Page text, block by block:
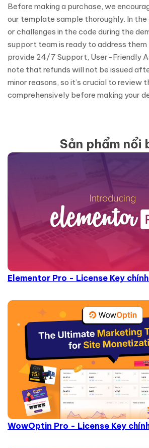
Before making a purchase, we
our template sample thoroughly. In
or challenges in the code during the
support team is ready to address
provide 24/7 Support, User-Friendly
note that refunds will not be issued
minor reasons, so it’s crucial to review
comprehensively before making your
Sản phẩm nổi
Elementor Pro - License Key
WowOptin Pro - License Key